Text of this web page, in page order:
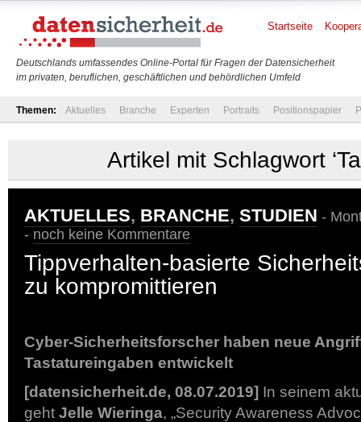
Deutschlands umfassendes Online-Portal für Fragen der Datensicherheit
im privaten, beruflichen, geschäftlichen und behördlichen Umfeld
Startseite
Themen: Aktuelles Branche Experten Portraits Positionspapier
Artikel mit Schlagwort
AKTUELLES, BRANCHE, STUDIEN -
- noch keine Kommentare
Tippverhalten-basierte
zu kompromittieren
Cyber-Sicherheitsforscher haben neue
Tastatureingaben entwickelt
[datensicherheit.de, 08.07.2019] In seinem
geht Jelle Wieringa, „Security Awareness